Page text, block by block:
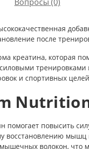
после
креатина, которая
и спортивных
Nutrition
помогает повысить
восстановлению
волокон,